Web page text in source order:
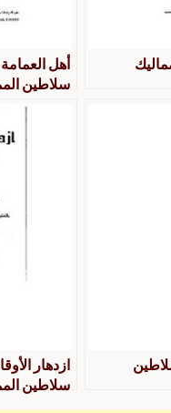
أهل
سلاطين
ازدهار
سلاطين